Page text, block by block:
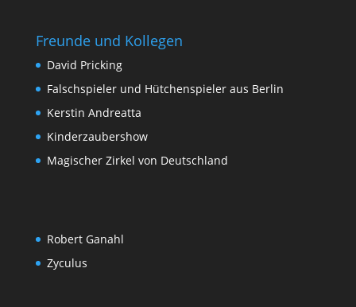
Freunde und Kollegen
David Pricking
Falschspieler und Hütchenspieler aus Berlin
Kerstin Andreatta
Kinderzaubershow
Magischer Zirkel von Deutschland
Robert Ganahl
Zyculus